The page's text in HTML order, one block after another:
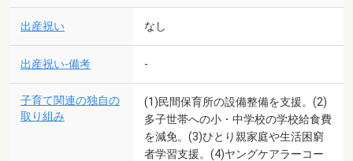
出産祝い なし
出産祝い-備考 -
子育て関連の独自の
取り組み
(1)民間保育所の設備整備を支援。(2)
多子世帯への小・中学校の学校給食費
を減免。(3)ひとり親家庭や生活困窮
者学習支援。(4)ヤングケアラーコー